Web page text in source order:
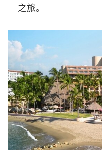
之旅。